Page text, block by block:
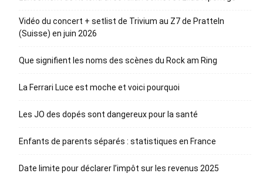
Vidéo du concert + setlist de Trivium au Z7 de Pratteln
(Suisse) en juin 2026
Que signifient les noms des scènes du Rock am Ring
La Ferrari Luce est moche et voici pourquoi
Les JO des dopés sont dangereux pour la santé
Enfants de parents séparés : statistiques en France
Date limite pour déclarer l’impôt sur les revenus 2025